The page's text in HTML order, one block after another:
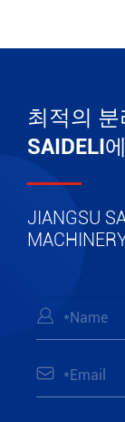
최적의 분
SAIDELI
JIANGSU

